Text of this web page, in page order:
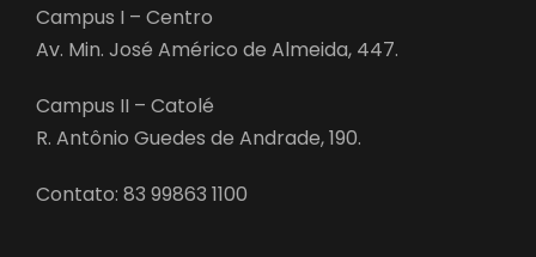
Campus I – Centro
Av. Min. José Américo de Almeida, 447.
Campus II – Catolé
R. Antônio Guedes de Andrade, 190.
Contato: 83 99863 1100